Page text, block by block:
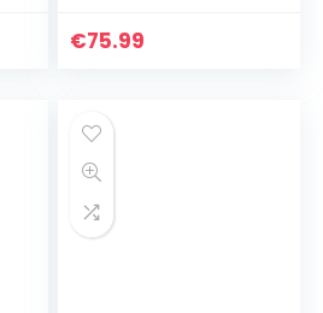
Full HD, 6500
€75.99